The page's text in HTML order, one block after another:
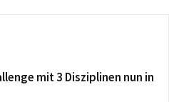
mit 3 Disziplinen nun in